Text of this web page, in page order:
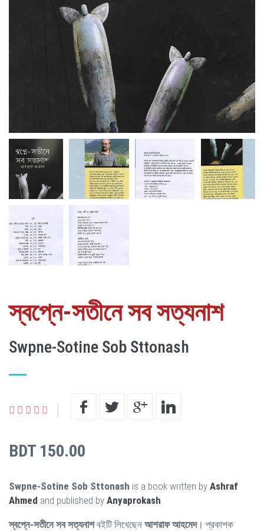
স্বপ্নে-সতীনে সব সত্যনাশ
Swpne-Sotine Sob Sttonash
BDT 150.00
Swpne-Sotine Sob Sttonash is a book written by Ashraf
Ahmed and published by Anyaprokash
স্বপ্নে-সতীনে সব সত্যনাশবইটি লিখেছেন আশরাফ আহমেদ। প্রকাশক